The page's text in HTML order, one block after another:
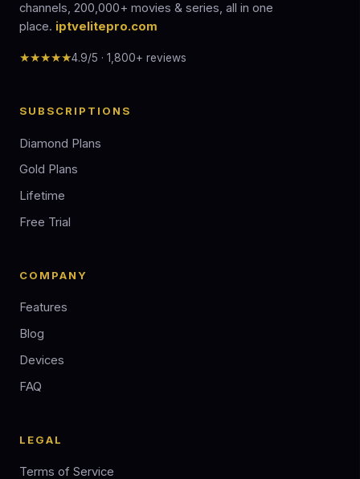
channels, 200,000+ movies & series, all in one
place. iptvelitepro.com
★★★★★4.9/5 · 1,800+ reviews
SUBSCRIPTIONS
Diamond Plans
Gold Plans
Lifetime
Free Trial
COMPANY
Features
Blog
Devices
FAQ
LEGAL
Terms of Service